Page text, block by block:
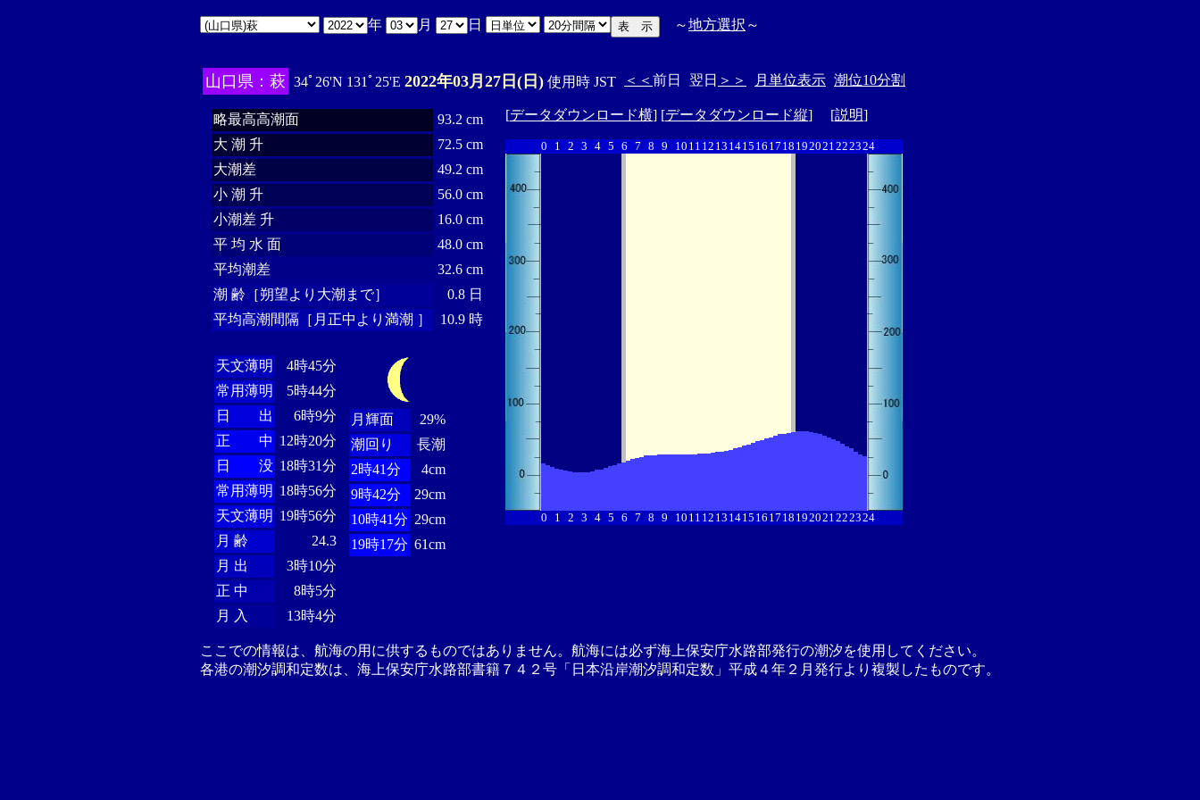
年 月 日 ～地方選択 ～
山口県：萩 34ﾟ26'N 131ﾟ25'E 2022年03月27日(日) 使用時 JST ＜＜ 前日 翌日 ＞＞ 月単位表示 潮位10分割
略最高高潮面
93.2 cm
大 潮 升
72.5 cm
大潮差
49.2 cm
小 潮 升
56.0 cm
小潮差 升
16.0 cm
平 均 水 面
48.0 cm
平均潮差
32.6 cm
潮 齢［朔望より大潮まで］
0.8 日
平均高潮間隔［月正中より満潮 ］
10.9 時
天文薄明
4時45分
常用薄明
5時44分
日 出
6時9分
正 中 12時20分
日 没 18時31分
常用薄明 18時56分
天文薄明 19時56分
月 齢
24.3
月 出
3時10分
正 中
8時5分
月 入
13時4分
月輝面
29%
潮回り
長潮
2時41分
4cm
9時42分
29cm
10時41分 29cm
19時17分 61cm
[データダウンロード横] [データダウンロード縦] [説明]
0 1 2 3 4 5 6 7 8 9 10 11 12 13 1415 16 17 18 192021222324
0 1 2 3 4 5 6 7 8 9 10 11 12 13 1415 16 17 18 192021222324
ここでの情報は、航海の用に供するものではありません。航海には必ず海上保安庁水路部発行の潮汐を使用してください。
各港の潮汐調和定数は、海上保安庁水路部書籍７４２号「日本沿岸潮汐調和定数」平成４年２月発行より複製したものです。